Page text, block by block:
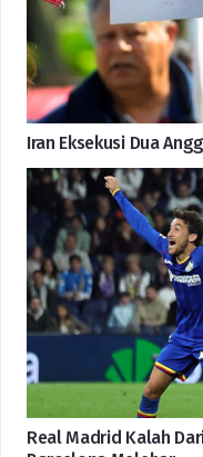
Iran Eksekusi Dua
Real Madrid Kalah